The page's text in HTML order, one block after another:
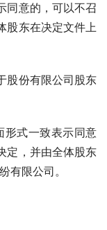
同意的，可以不召
股东在决定文件上
股份有限公司股东
形式一致表示同意
定，并由全体股东
有限公司。